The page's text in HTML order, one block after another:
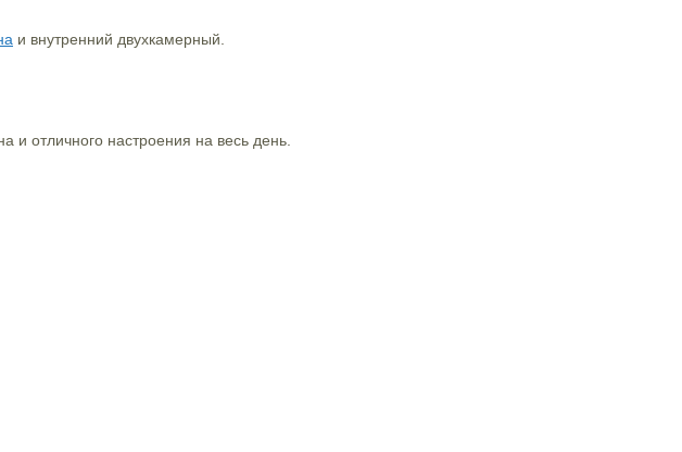
и внутренний двухкамерный.
и отличного настроения на весь день.